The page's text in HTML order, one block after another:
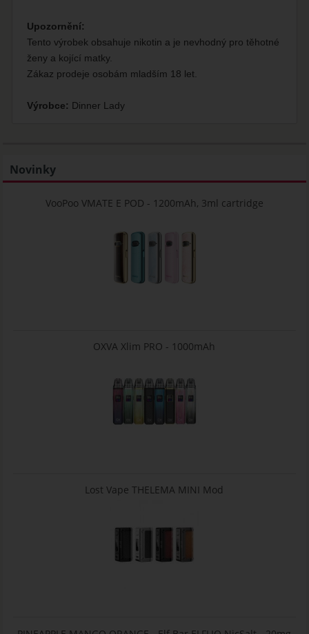
Upozornění:
Tento výrobek obsahuje nikotin a je nevhodný pro těhotné
ženy a kojící matky.
Zákaz prodeje osobám mladším 18 let.
Výrobce: Dinner Lady
Novinky
VooPoo VMATE E POD - 1200mAh, 3ml cartridge
OXVA Xlim PRO - 1000mAh
Lost Vape THELEMA MINI Mod